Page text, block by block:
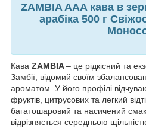
ZAMBIA AAA кава в
арабіка 500 г
Кава ZAMBIA– це рідкісний та
Замбії, відомий своїм
ароматом. У його профілі
фруктів, цитрусових та легкий
багатошаровий та насичений
відрізняється середньою